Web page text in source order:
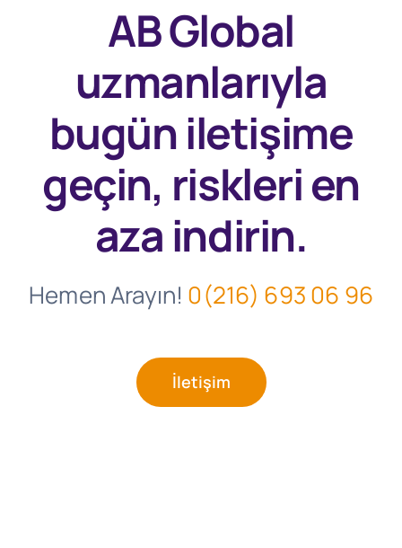
AB Global
uzmanlarıyla
bugüniletişime
geçin, riskleri en
aza indirin.
Hemen Arayın! 0(216) 693 06 96
İletişim